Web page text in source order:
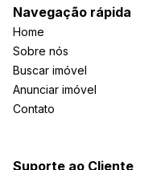
Navegação rápida
Home
Sobre nós
Buscar imóvel
Anunciar imóvel
Contato
Suporte ao Cliente